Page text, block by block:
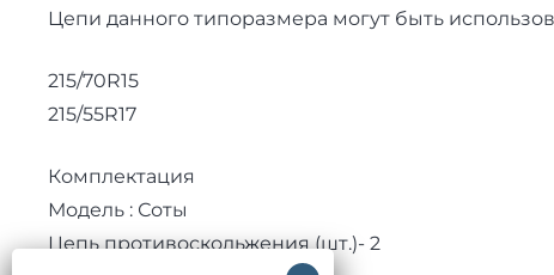
Цепи данного типоразмера могут быть
215/70R15
215/55R17
Комплектация
Модель : Соты
Цепь противоскольжения (шт.)- 2